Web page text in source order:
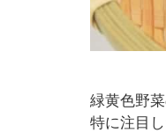
緑黄色野
特に注目